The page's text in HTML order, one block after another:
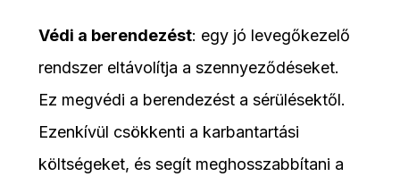
Védi a berendezést: egy jó levegőkezelő
rendszer eltávolítja a szennyeződéseket.
Ez megvédi a berendezést a sérülésektől.
Ezenkívül csökkenti a karbantartási
költségeket, és segít meghosszabbítani a